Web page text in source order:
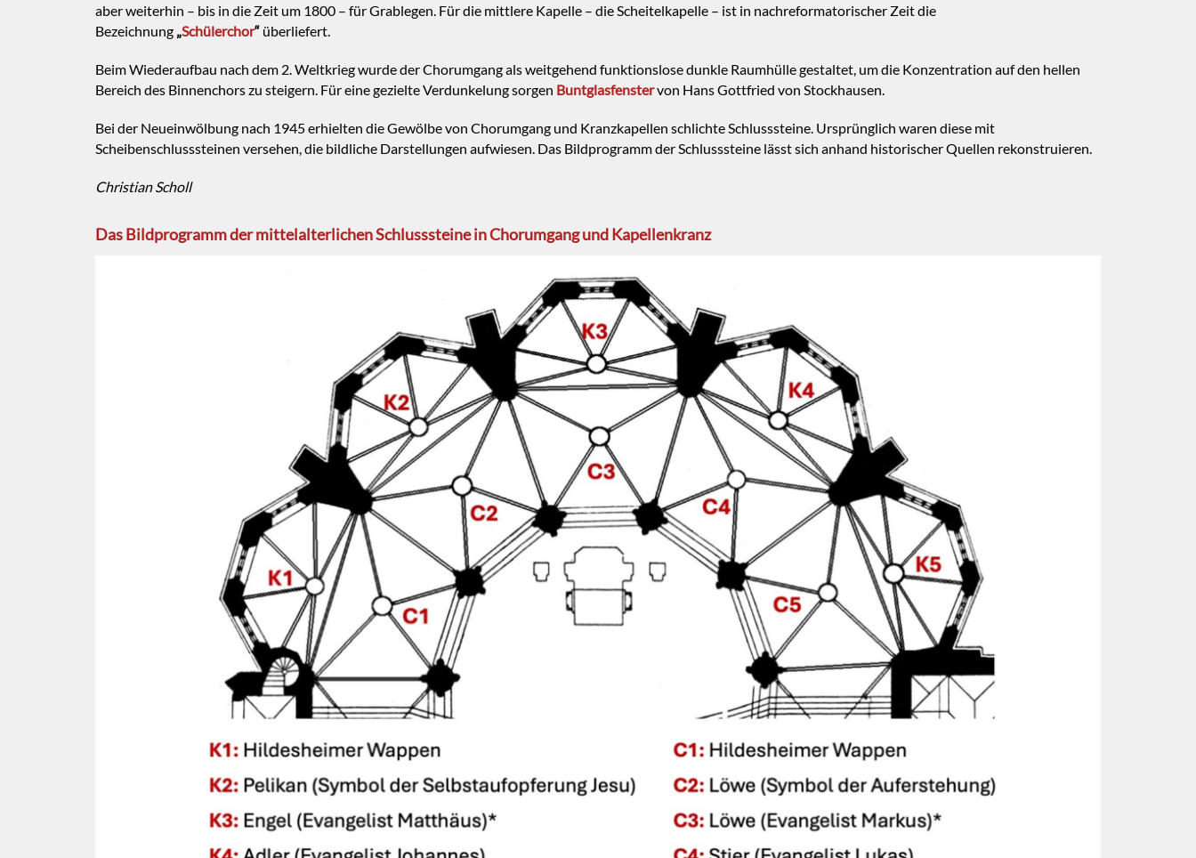
aber weiterhin – bis in die Zeit um 1800 – für Grablegen. Für die mittlere Kapelle – die Scheitelkapelle – ist in nachreformatorischer Zeit die
Bezeichnung „Schülerchor“ überliefert.
Beim Wiederaufbau nach dem 2. Weltkrieg wurde der Chorumgang als weitgehend funktionslose dunkle Raumhülle gestaltet, um die Konzentration auf den hellen
Bereich des Binnenchors zu steigern. Für eine gezielte Verdunkelung sorgen Buntglasfenstervon Hans Gottfried von Stockhausen.
Bei der Neueinwölbung nach 1945 erhielten die Gewölbe von Chorumgang und Kranzkapellen schlichte Schlusssteine. Ursprünglich waren diese mit
Scheibenschlusssteinen versehen, die bildliche Darstellungen aufwiesen. Das Bildprogramm der Schlusssteine lässt sich anhand historischer Quellen rekonstruieren.
Christian Scholl
Das Bildprogramm der mittelalterlichen Schlusssteine in Chorumgang und Kapellenkranz